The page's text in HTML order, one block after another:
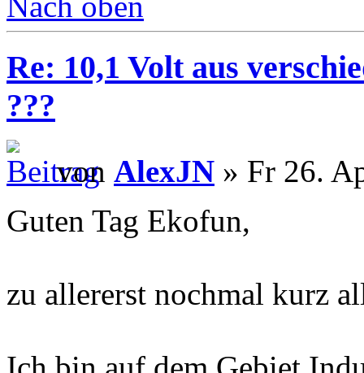
Re: 10,1 Volt aus
???
von AlexJN » Fr 26.
Guten Tag Ekofun,
zu allererst nochmal kurz